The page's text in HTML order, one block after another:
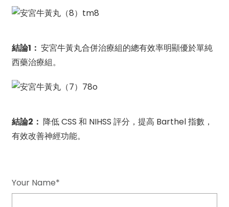
結論1： 安宮牛黃丸合併治療組的總有效率明顯優於單純
西藥治療組。
結論2： 降低 CSS 和 NIHSS 評分，提高 Barthel 指數，
有效改善神經功能。
Your Name*